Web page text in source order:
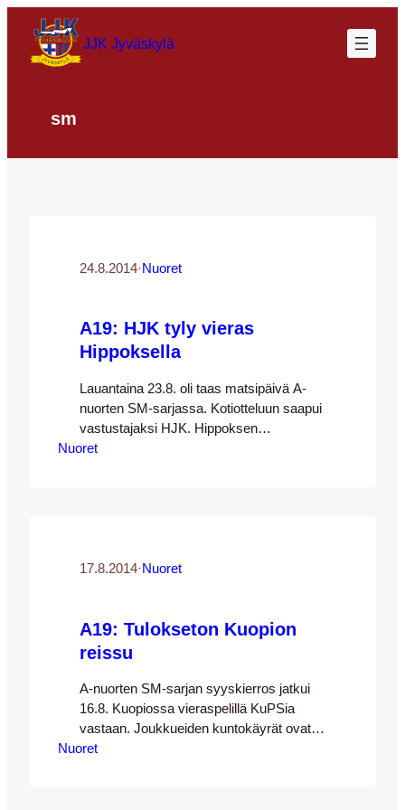
sisältöön
JJK Jyväskylä
sm
24.8.2014·Nuoret
A19: HJK tyly vieras
Hippoksella
Lauantaina 23.8. oli taas matsipäivä A-
nuorten SM-sarjassa. Kotiotteluun saapui
vastustajaksi HJK. Hippoksen
vahtimestarit olivat laittaneet kentän niin
edellytykset hyvälle pelitapahtumalle oli
veivät vuorollaan…
Nuoret
17.8.2014·Nuoret
A19: Tulokseton Kuopion
reissu
A-nuorten SM-sarjan syyskierros jatkui
16.8. Kuopiossa vieraspelillä KuPSia
vastaan. Joukkueiden kuntokäyrät ovat
menossa kovasti eri suuntaan, JJK on
Nuoret